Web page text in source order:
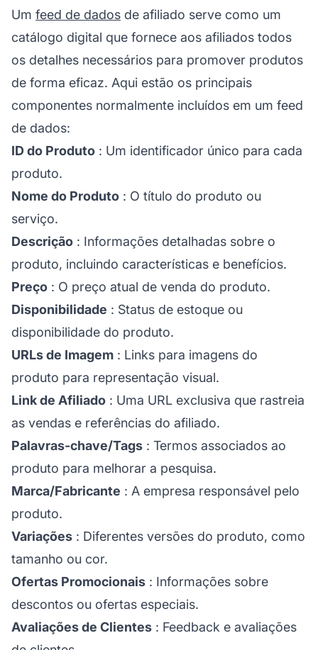
Um feed de dados de afiliado serve como um
catálogo digital que fornece aos afiliados todos
os detalhes necessários para promover produtos
de forma eficaz. Aqui estão os principais
componentes normalmente incluídos em um feed
de dados:
ID do Produto : Um identificador único para cada
produto.
Nome do Produto : O título do produto ou
serviço.
Descrição : Informações detalhadas sobre o
produto, incluindo características e benefícios.
Preço : O preço atual de venda do produto.
Disponibilidade : Status de estoque ou
disponibilidade do produto.
URLs de Imagem : Links para imagens do
produto para representação visual.
Link de Afiliado : Uma URL exclusiva que rastreia
as vendas e referências do afiliado.
Palavras-chave/Tags : Termos associados ao
produto para melhorar a pesquisa.
Marca/Fabricante : A empresa responsável pelo
produto.
Variações : Diferentes versões do produto, como
tamanho ou cor.
Ofertas Promocionais : Informações sobre
descontos ou ofertas especiais.
Avaliações de Clientes : Feedback e avaliações